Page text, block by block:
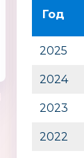
Hobby World
Год
2025
2024
2023
2022